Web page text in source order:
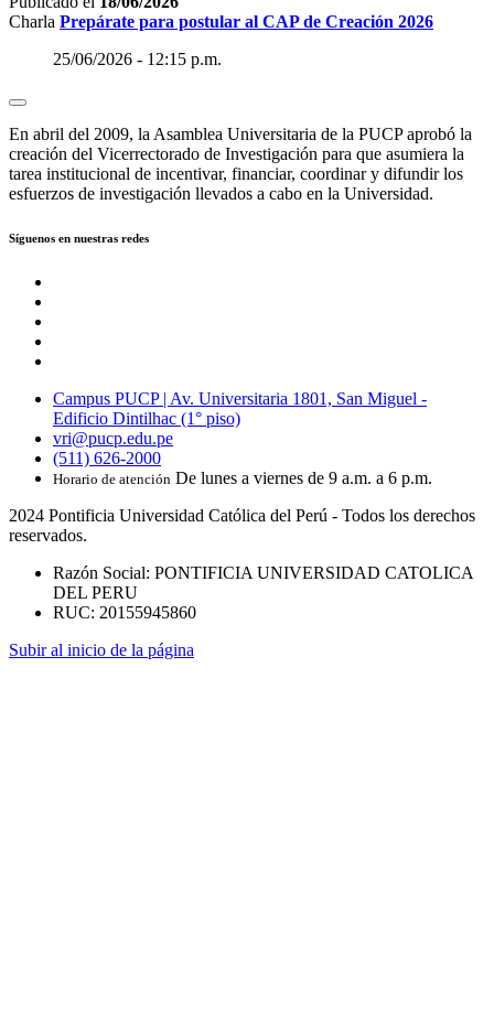
Charla Prepárate para postular al CAP de Creación 2026
25/06/2026 - 12:15 p.m.
En abril del 2009, la Asamblea Universitaria de la PUCP aprobó la
creación del Vicerrectorado de Investigación para que asumiera la
tarea institucional de incentivar, financiar, coordinar y difundir los
esfuerzos de investigación llevados a cabo en la Universidad.
Síguenos en nuestras redes
Campus PUCP | Av. Universitaria 1801, San Miguel -
Edificio Dintilhac (1° piso)
vri@pucp.edu.pe
(511) 626-2000
Horario de atención De lunes a viernes de 9 a.m. a 6 p.m.
2024 Pontificia Universidad Católica del Perú - Todos los derechos
reservados.
Razón Social: PONTIFICIA UNIVERSIDAD CATOLICA
DEL PERU
RUC: 20155945860
Subir al inicio de la página